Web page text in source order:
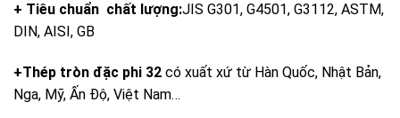
+ Tiêu chuẩn chất lượng:JIS G301, G4501, G3112, ASTM,
DIN, AISI, GB
+Thép tròn đặc phi 32 có xuất xứ từ Hàn Quốc, Nhật Bản,
Nga, Mỹ, Ấn Độ, Việt Nam…